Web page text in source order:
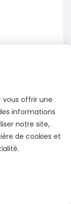
meilleures
vous offrir une
informations
notre site,
de cookies et